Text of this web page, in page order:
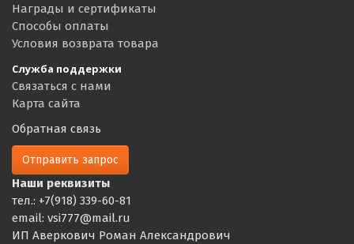
Награды и сертификаты
Способы оплаты
Условия возврата товара
Служба поддержки
Связаться с нами
Карта сайта
Обратная связь
Отправить запрос
Наши реквизиты
тел.: +7(918) 339-60-81
email: vsi777@mail.ru
ИП Аверкович Роман Александрович